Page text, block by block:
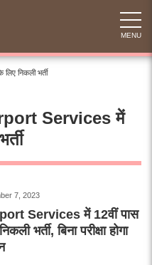
MENU
निकली भर्ती
Services में
7, 2023
Services में 12वीं पास
भर्ती, बिना परीक्षा होगा